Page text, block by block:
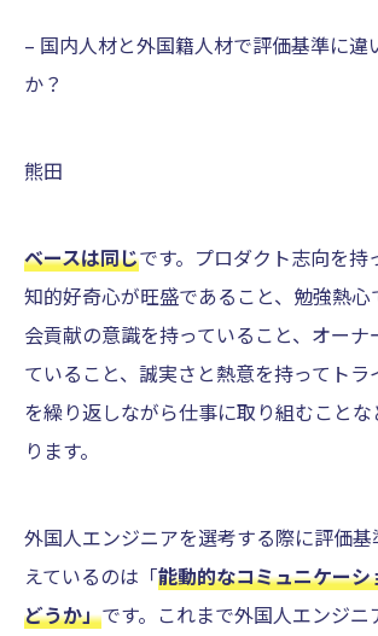
– 国内人材と外国籍人材で評価基準に違
か？
熊田
ベースは同じです。プロダクト志向を持
知的好奇心が旺盛であること、勉強熱心
会貢献の意識を持っていること、オーナ
ていること、誠実さと熱意を持ってトラ
を繰り返しながら仕事に取り組むこと
ります。
外国人エンジニアを選考する際に評価
えているのは「能動的なコミュニケー
どうか」です。これまで外国人エンジニ